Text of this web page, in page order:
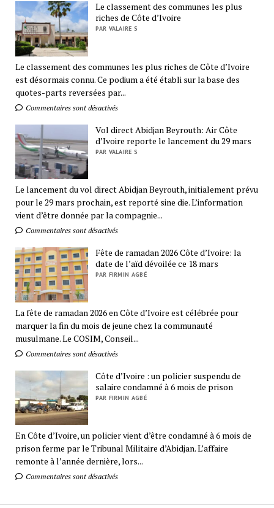
Le classement des communes les plus
riches de Côte d’Ivoire
PAR VALAIRE S
Le classement des communes les plus riches de Côte d’Ivoire
est désormais connu. Ce podium a été établi sur la base des
quotes-parts reversées par...
Commentaires sont désactivés
Vol direct Abidjan Beyrouth: Air Côte
d’Ivoire reporte le lancement du 29 mars
PAR VALAIRE S
Le lancement du vol direct Abidjan Beyrouth, initialement prévu
pour le 29 mars prochain, est reporté sine die. L’information
vient d’être donnée par la compagnie...
Commentaires sont désactivés
Fête de ramadan 2026 Côte d’Ivoire: la
date de l’aïd dévoilée ce 18 mars
PAR FIRMIN AGBÉ
La fête de ramadan 2026 en Côte d’Ivoire est célébrée pour
marquer la fin du mois de jeune chez la communauté
musulmane. Le COSIM, Conseil...
Commentaires sont désactivés
Côte d’Ivoire : un policier suspendu de
salaire condamné à 6 mois de prison
PAR FIRMIN AGBÉ
En Côte d’Ivoire, un policier vient d’être condamné à 6 mois de
prison ferme par le Tribunal Militaire d’Abidjan. L’affaire
remonte à l’année dernière, lors...
Commentaires sont désactivés